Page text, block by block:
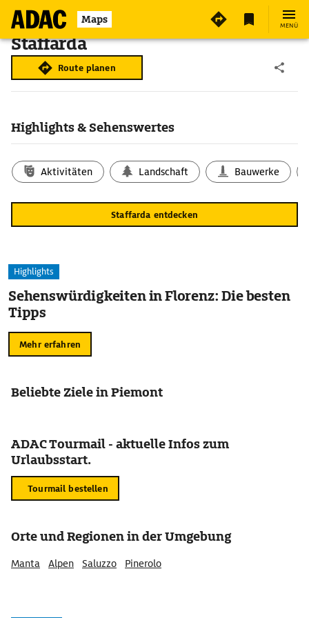
Maps MENÜ
Staffarda
Route planen
Highlights & Sehenswertes
Aktivitäten Landschaft Bauwerke
Staffarda entdecken
Highlights
Sehenswürdigkeiten in Florenz: Die besten
Tipps
Mehr erfahren
Beliebte Ziele in Piemont
ADAC Tourmail - aktuelle Infos zum
Urlaubsstart.
Tourmail bestellen
Orte und Regionen in der Umgebung
Manta Alpen Saluzzo Pinerolo